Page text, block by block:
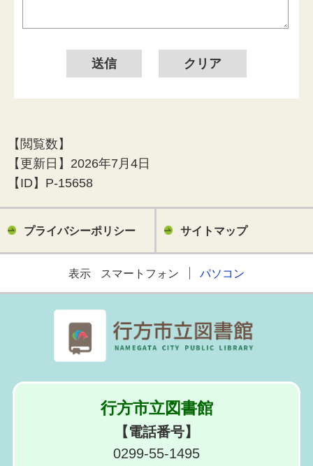
【閲覧数】
【更新日】 2026年7月4日
【ID】 P-15658
プライバシーポリシー サイトマップ
表示 スマートフォン パソコン
行方市立図書館
【電話番号】
0299-55-1495